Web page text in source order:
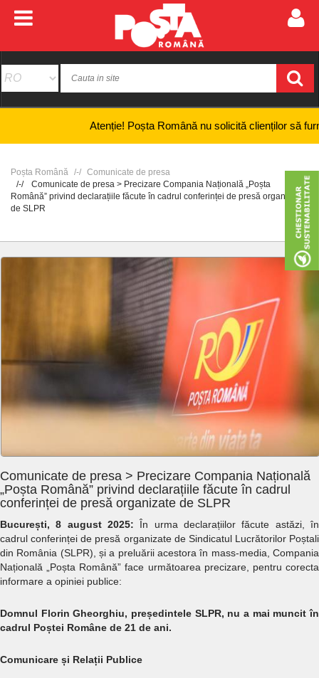
Atenție! Poșta Română nu solicită clienților să
Poșta Română
Comunicate de presa
Comunicate de presa > Precizare Compania Națională „Poșta
Română” privind declarațiile făcute în cadrul conferinței de presă organizate
de SLPR
Comunicate de presa > Precizare Compania Națională
„Poșta Română” privind declarațiile făcute în cadrul
conferinței de presă organizate de SLPR
București, 8 august 2025: În urma declarațiilor făcute astăzi, în
cadrul conferinței de presă organizate de Sindicatul Lucrătorilor Poștali
din România (SLPR), și a preluării acestora în mass-media, Compania
Națională „Poșta Română” face următoarea precizare, pentru corecta
informare a opiniei publice:
Domnul Florin Gheorghiu, președintele SLPR, nu a mai muncit în
cadrul Poștei Române de 21 de ani.
Comunicare și Relații Publice